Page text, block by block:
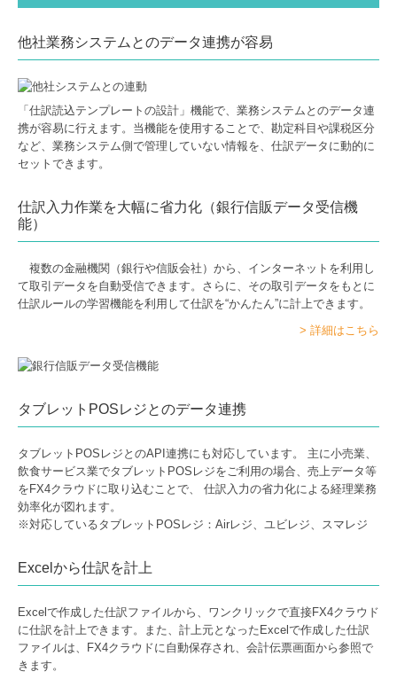
他社業務システムとのデータ連携が容易
「仕訳読込テンプレートの設計」機能で、業務システムとのデータ連
携が容易に行えます。当機能を使用することで、勘定科目や課税区分
など、業務システム側で管理していない情報を、仕訳データに動的に
セットできます。
仕訳入力作業を大幅に省力化（銀行信販データ受信機
能）
複数の金融機関（銀行や信販会社）から、インターネットを利用し
て取引データを自動受信できます。さらに、その取引データをもとに
仕訳ルールの学習機能を利用して仕訳を“かんたん”に計上できます。
> 詳細はこちら
タブレットPOSレジとのデータ連携
タブレットPOSレジとのAPI連携にも対応しています。 主に小売業、
飲食サービス業でタブレットPOSレジをご利用の場合、売上データ等
をFX4クラウドに取り込むことで、 仕訳入力の省力化による経理業務
効率化が図れます。
※対応しているタブレットPOSレジ：Airレジ、ユビレジ、スマレジ
Excelから仕訳を計上
Excelで作成した仕訳ファイルから、ワンクリックで直接FX4クラウド
に仕訳を計上できます。また、計上元となったExcelで作成した仕訳
ファイルは、FX4クラウドに自動保存され、会計伝票画面から参照で
きます。